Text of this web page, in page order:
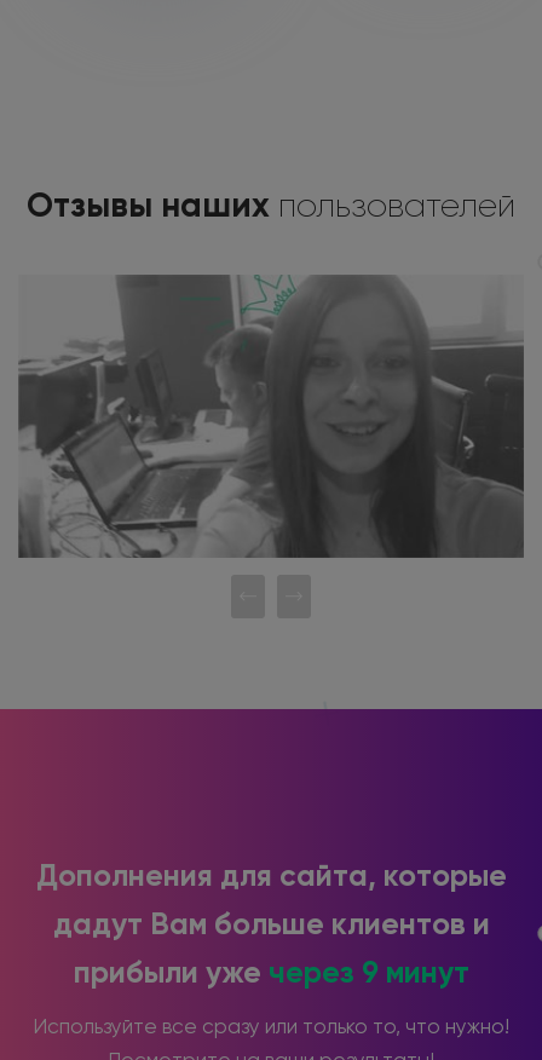
Отзывы наших пользователей
Дополнения для сайта, которые
дадут Вам больше клиентов и
прибыли уже через 9 минут
Используйте все сразу или только то, что нужно!